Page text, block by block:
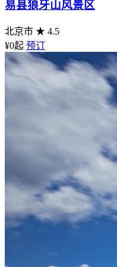
易县狼牙山风景区
北京市 ★ 4.5
¥0起 预订